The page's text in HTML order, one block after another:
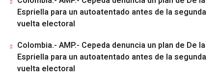
Espriella para un autoatentado antes de la segunda
vuelta electoral
Colombia.- AMP.- Cepeda denuncia un plan de De la
Espriella para un autoatentado antes de la segunda
vuelta electoral